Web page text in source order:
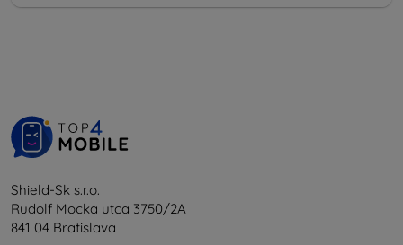
Shield-Sk s.r.o.
Rudolf Mocka utca 3750/2A
841 04 Bratislava